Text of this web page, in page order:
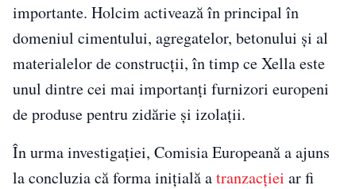
importante. Holcim activează în principal în
domeniul cimentului, agregatelor, betonului și al
materialelor de construcții, în timp ce Xella este
unul dintre cei mai importanți furnizori europeni
de produse pentru zidărie și izolații.
În urma investigației, Comisia Europeană a ajuns
la concluzia că forma inițială atranzacției ar fi